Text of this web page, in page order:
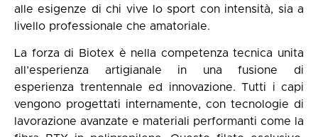
alle esigenze di chi vive lo sport con intensità, sia a
livello professionale che amatoriale.
La forza di Biotex è nella competenza tecnica unita
all’esperienza artigianale in una fusione di
esperienza trentennale ed innovazione. Tutti i capi
vengono progettati internamente, con tecnologie di
lavorazione avanzate e materiali performanti come la